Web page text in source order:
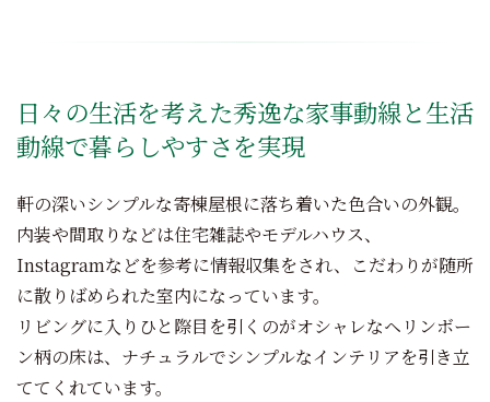
日々の生活を考えた秀逸な家事動線と生活
動線で暮らしやすさを実現
軒の深いシンプルな寄棟屋根に落ち着いた色合いの外観。
内装や間取りなどは住宅雑誌やモデルハウス、
Instagramなどを参考に情報収集をされ、こだわりが随所
に散りばめられた室内になっています。
リビングに入りひと際目を引くのがオシャレなヘリンボー
ン柄の床は、ナチュラルでシンプルなインテリアを引き立
ててくれています。